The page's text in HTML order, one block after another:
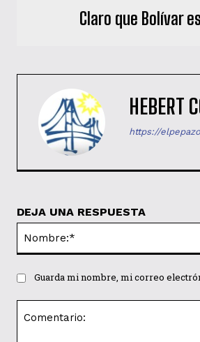
Claro que Bolívar
HEBERT
https://
DEJA UNA RESPUESTA
Guarda mi nombre, mi correo